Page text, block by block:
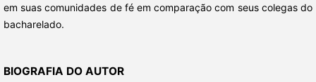
em suas comunidades de fé em comparação com seus colegas do
bacharelado.
BIOGRAFIA DO AUTOR